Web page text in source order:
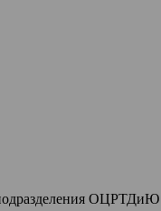
ОЦРТДиЮ